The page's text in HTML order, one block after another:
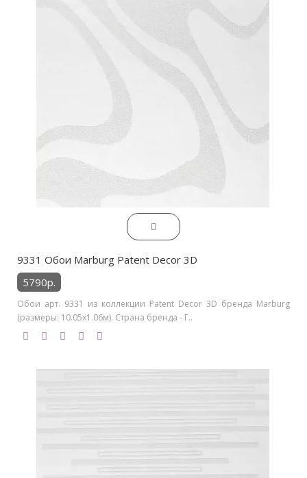
9331 Обои Marburg Patent Decor 3D
5790р.
Обои арт. 9331 из коллекции Patent Decor 3D бренда Marburg
(размеры: 10.05х1.06м). Страна бренда - Г..